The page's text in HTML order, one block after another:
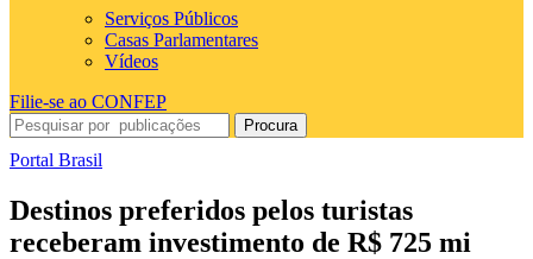
Serviços Públicos
Casas Parlamentares
Vídeos
Filie-se ao CONFEP
Procura
Portal Brasil
Destinos preferidos pelos turistas
receberam investimento de R$ 725 mi